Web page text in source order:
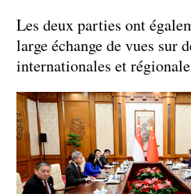
Les deux parties ont
large échange de vues sur
internationales et